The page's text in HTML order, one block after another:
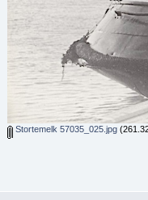
Stortemelk 57035_025.jpg